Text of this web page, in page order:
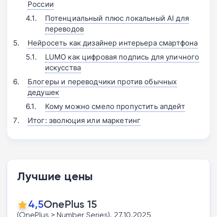
России
Потенциальный плюс локальный AI для
переводов
Нейросеть как дизайнер интерьера смартфона
LUMO как цифровая подпись для уличного
искусства
Блогеры и переводчики против обычных
дедушек
Кому можно смело пропустить апдейт
Итог: эволюция или маркетинг
Лучшие цены
4,5OnePlus 15
(OnePlus > Number Series), 27.10.2025